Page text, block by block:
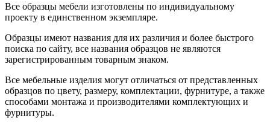
Все образцы мебели изготовлены по индивидуальному
проекту в единственном экземпляре.
Образцы имеют названия для их различия и более быстрого
поиска по сайту, все названия образцов не являются
зарегистрированным товарным знаком.
Все мебельные изделия могут отличаться от представленных
образцов по цвету, размеру, комплектации, фурнитуре, а также
способами монтажа и производителями комплектующих и
фурнитуры.